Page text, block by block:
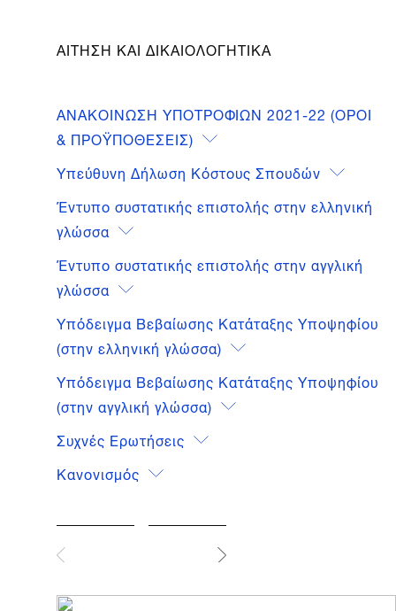
ΑΙΤΗΣΗ ΚΑΙ ΔΙΚΑΙΟΛΟΓΗΤΙΚΑ
ΑΝΑΚΟΙΝΩΣΗ ΥΠΟΤΡΟΦΙΩΝ 2021-22 (ΟΡΟΙ
& ΠΡΟΫΠΟΘΕΣΕΙΣ)
Υπεύθυνη Δήλωση Κόστους Σπουδών
Έντυπο συστατικής επιστολής στην ελληνική
γλώσσα
Έντυπο συστατικής επιστολής στην αγγλική
γλώσσα
Υπόδειγμα Βεβαίωσης Κατάταξης Υποψηφίου
(στην ελληνική γλώσσα)
Υπόδειγμα Βεβαίωσης Κατάταξης Υποψηφίου
(στην αγγλική γλώσσα)
Συχνές Ερωτήσεις
Κανονισμός